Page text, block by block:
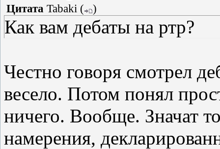
Цитата Tabaki ( )
Как вам дебаты на ртр?
Честно говоря смотрел
весело. Потом понял
ничего. Вообще. Значат
намерения,